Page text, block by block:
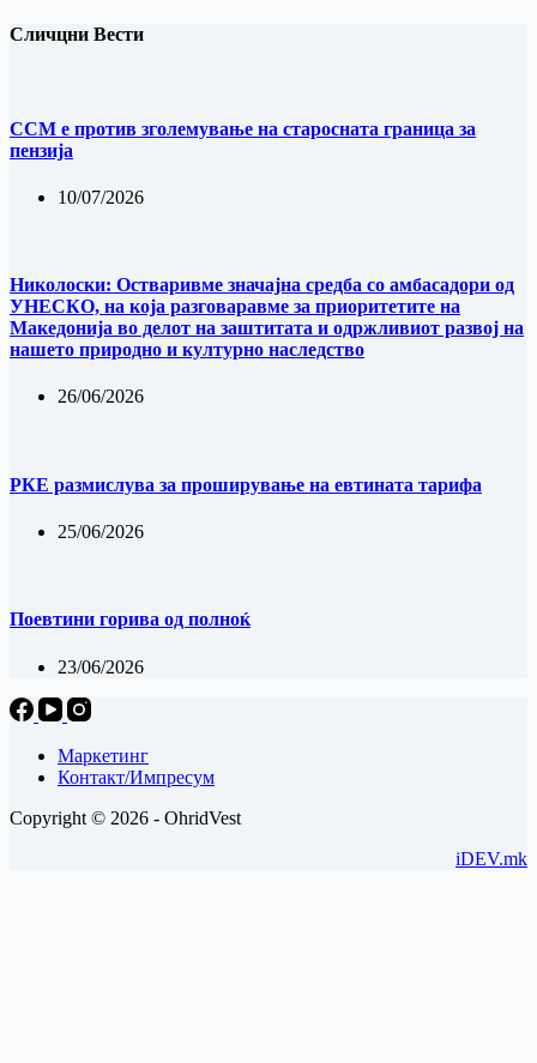
Сличцни Вести
ССМ е против зголемување на старосната граница за
пензија
10/07/2026
Николоски: Остваривме значајна средба со амбасадори од
УНЕСКО, на која разговаравме за приоритетите на
Македонија во делот на заштитата и одржливиот развој на
нашето природно и културно наследство
26/06/2026
РКЕ размислува за проширување на евтината тарифа
25/06/2026
Поевтини горива од полноќ
23/06/2026
Маркетинг
Контакт/Импресум
Copyright © 2026 - OhridVest
iDEV.mk